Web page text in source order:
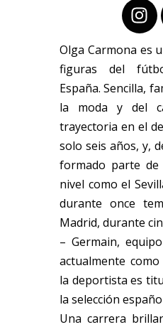
Olga Carmona es
figuras del
España. Sencilla,
la moda y del
trayectoria en el
solo seis años, y,
formado parte
nivel como el
durante once
Madrid, durante
– Germain,
actualmente como
la deportista es
la selección
Una carrera